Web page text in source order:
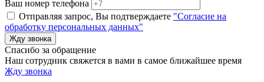
Ваш номер телефона
Отправляя запрос, Вы подтверждаете "Согласие на
обработку персональных данных"
Спасибо за обращение
Наш сотрудник свяжется в вами в самое ближайшее время
Жду звонка